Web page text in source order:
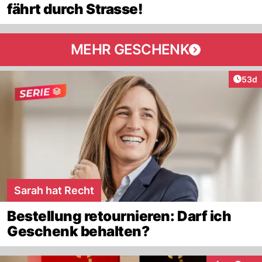
fährt durch Strasse!
MEHR GESCHENK
53d
Sarah hat Recht
Bestellung retournieren: Darf ich
Geschenk behalten?